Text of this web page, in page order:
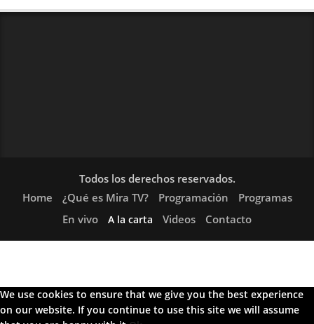
Todos los derechos reservados.
Home
¿Qué es Mira TV? Programación
Programas
En vivo
A la carta Videos Contacto
We use cookies to ensure that we give you the best experience
on our website. If you continue to use this site we will assume